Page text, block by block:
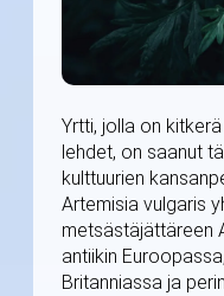
Yrtti, jolla on
lehdet, on saanut
kulttuurien
Artemisia vulgaris
metsästäjättäreen
antiikin
Britanniassa ja